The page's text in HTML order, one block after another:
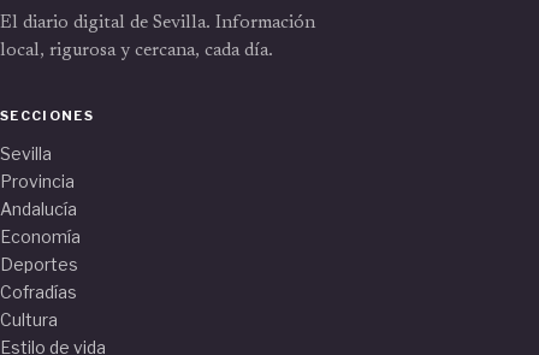
El diario digital de Sevilla. Información
local, rigurosa y cercana, cada día.
SECCIONES
Sevilla
Provincia
Andalucía
Economía
Deportes
Cofradías
Cultura
Estilo de vida